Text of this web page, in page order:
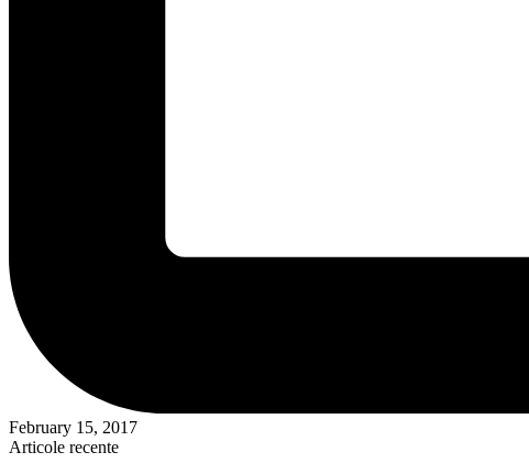
February 15, 2017
Articole recente